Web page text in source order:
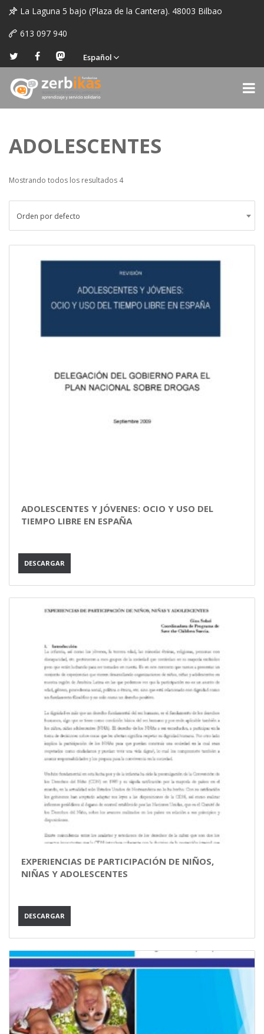
La Laguna 5 bajo (Plaza de la Cantera). 48003 Bilbao
613 097 940
Español
ADOLESCENTES
Mostrando todos los resultados 4
Orden por defecto
ADOLESCENTES Y JÓVENES: OCIO Y USO DEL
TIEMPO LIBRE EN ESPAÑA
DESCARGAR
EXPERIENCIAS DE PARTICIPACIÓN DE NIÑOS,
NIÑAS Y ADOLESCENTES
DESCARGAR